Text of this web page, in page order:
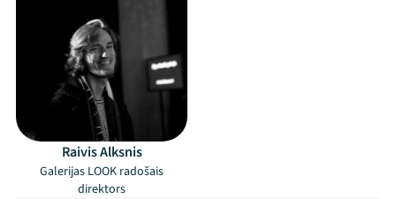
Raivis Alksnis
Galerijas LOOK radošais
direktors